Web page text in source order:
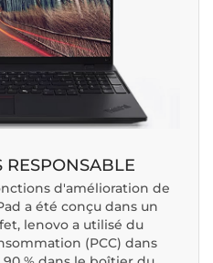
RESPONSABLE
d'amélioration de
a été conçu dans un
lenovo a utilisé du
(PCC) dans